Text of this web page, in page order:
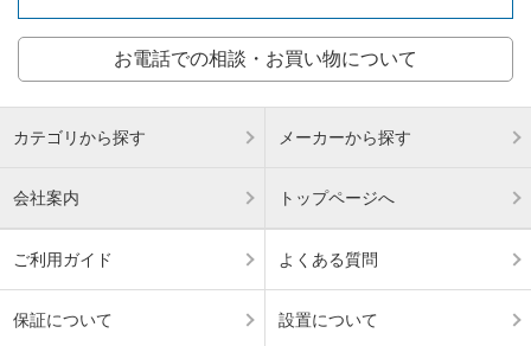
お電話での相談・お買い物について
カテゴリから探す メーカーから探す
会社案内 トップページへ
ご利用ガイド よくある質問
保証について 設置について